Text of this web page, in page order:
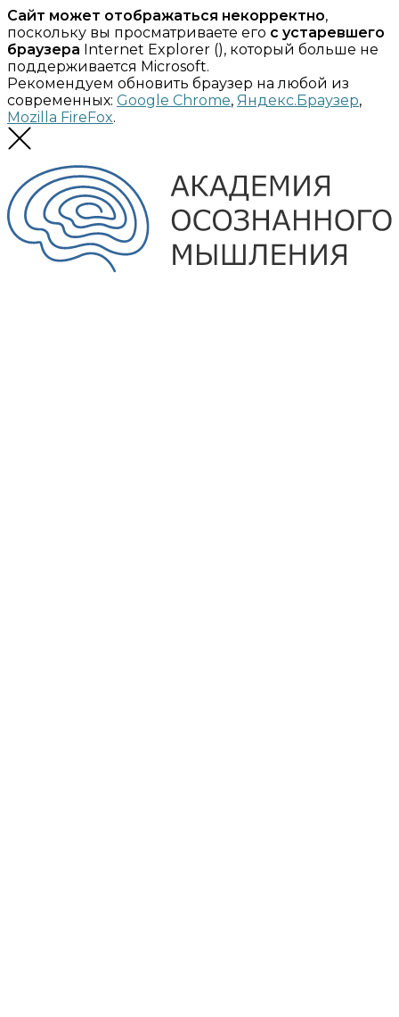
Сайт может отображаться некорректно,
поскольку вы просматриваете его с устаревшего
браузера Internet Explorer (), который больше не
поддерживается Microsoft.
Рекомендуем обновить браузер на любой из
современных: Google Chrome, Яндекс.Браузер,
Mozilla FireFox.